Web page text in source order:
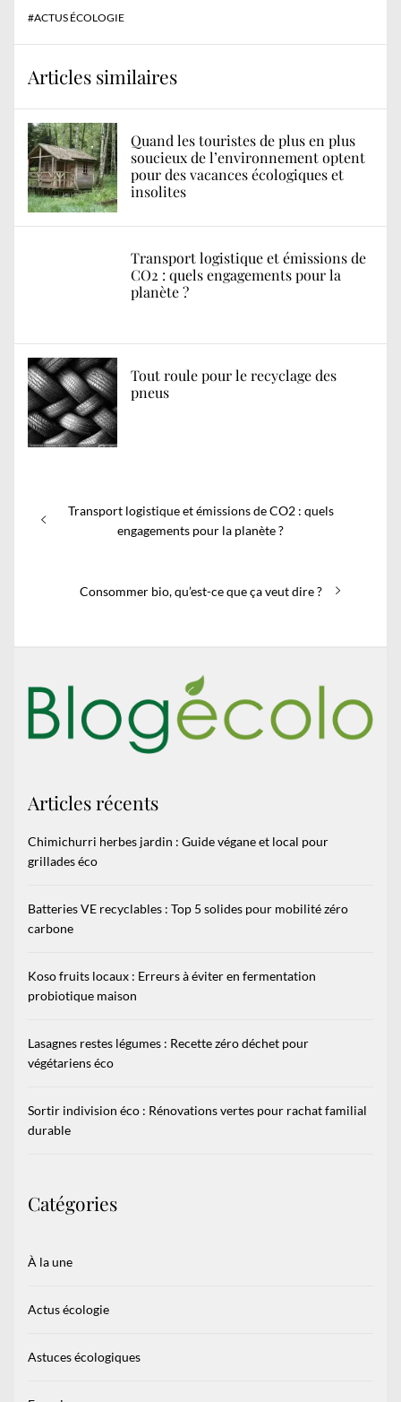
#ACTUS ÉCOLOGIE
Articles similaires
Quand les touristes de plus en plus
soucieux de l’environnement optent
pour des vacances écologiques et
insolites
Transport logistique et émissions de
CO2 : quels engagements pour la
planète ?
Tout roule pour le recyclage des
pneus
de
Previous
Transport logistique et émissions de CO2 : quels
engagements pour la planète ?
Next
Consommer bio, qu’est-ce que ça veut dire ?
Articles récents
Chimichurri herbes jardin : Guide végane et local pour
grillades éco
Batteries VE recyclables : Top 5 solides pour mobilité zéro
carbone
Koso fruits locaux : Erreurs à éviter en fermentation
probiotique maison
Lasagnes restes légumes : Recette zéro déchet pour
végétariens éco
Sortir indivision éco : Rénovations vertes pour rachat familial
durable
Catégories
À la une
Actus écologie
Astuces écologiques